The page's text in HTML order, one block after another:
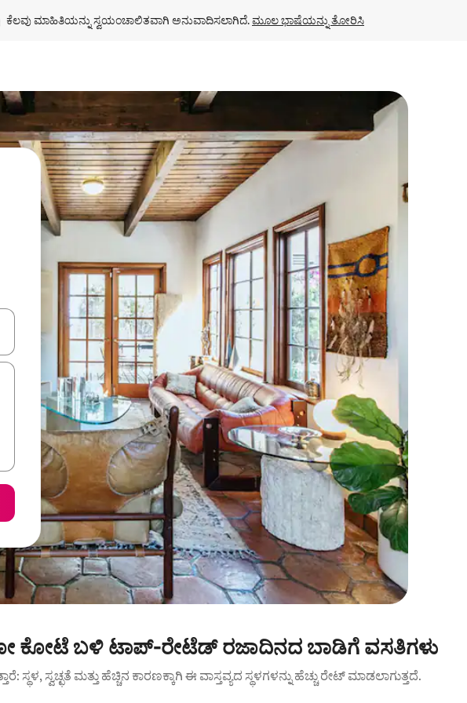
ಕೆಲವು ಮಾಹಿತಿಯನ್ನು ಸ್ವಯಂಚಾಲಿತವಾಗಿ ಅನುವಾದಿಸಲಾಗಿದೆ. ಮೂಲ ಭಾಷೆಯನ್ನು ತೋರಿಸಿ
ನ್ಯಾವಿಗೇಟ್ ಮಾಡಿ ಅಥವಾ ಸ್ಪರ್ಶ ಅಥವಾ ಸ್ವೈಪ್ ಗೆಸ್ಚರ್‌ಗಳ ಮೂಲಕ ಅನ್ವೇಷಿಸಿ.
ಕೋಟೆ ಬಳಿ ಟಾಪ್-ರೇಟೆಡ್ ರಜಾದಿನದ ಬಾಡಿಗೆ ವಸತಿಗಳು
ಸ್ಥಳ, ಸ್ವಚ್ಛತೆ ಮತ್ತು ಹೆಚ್ಚಿನ ಕಾರಣಕ್ಕಾಗಿ ಈ ವಾಸ್ತವ್ಯದ ಸ್ಥಳಗಳನ್ನು ಹೆಚ್ಚು ರೇಟ್ ಮಾಡಲಾಗುತ್ತದೆ.